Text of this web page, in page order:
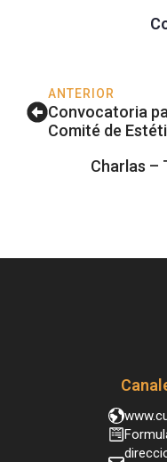
ANTERIOR
Convocatoria
Comité de
Charlas –